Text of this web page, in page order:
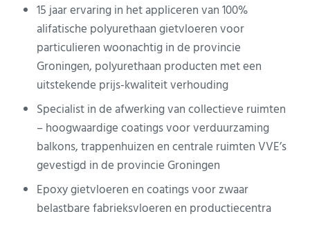
15 jaar ervaring in het appliceren van 100%
alifatische polyurethaan gietvloeren voor
particulieren woonachtig in de provincie
Groningen, polyurethaan producten met een
uitstekende prijs-kwaliteit verhouding
Specialist in de afwerking van collectieve ruimten
– hoogwaardige coatings voor verduurzaming
balkons, trappenhuizen en centrale ruimten VVE’s
gevestigd in de provincie Groningen
Epoxy gietvloeren en coatings voor zwaar
belastbare fabrieksvloeren en productiecentra